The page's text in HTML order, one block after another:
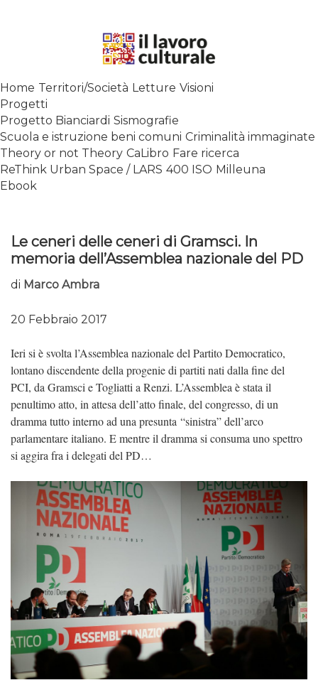
SPALANCARE LE FINESTRE DEI
CONTEMPORANEO
Home Territori/Società Letture Visioni
Progetti
Progetto Bianciardi Sismografie
Scuola e istruzione beni comuni Criminalità immaginate
Theory or not Theory CaLibro Fare ricerca
ReThink Urban Space / LARS 400 ISO Milleuna
Ebook
Le ceneri delle ceneri di Gramsci. In
memoria dell’Assemblea nazionale del PD
di Marco Ambra
20 Febbraio 2017
Ieri si è svolta l’Assemblea nazionale del Partito Democratico,
lontano discendente della progenie di partiti nati dalla fine del
PCI, da Gramsci e Togliatti a Renzi. L’Assemblea è stata il
penultimo atto, in attesa dell’atto finale, del congresso, di un
dramma tutto interno ad una presunta “sinistra” dell’arco
parlamentare italiano. E mentre il dramma si consuma uno spettro
si aggira fra i delegati del PD…